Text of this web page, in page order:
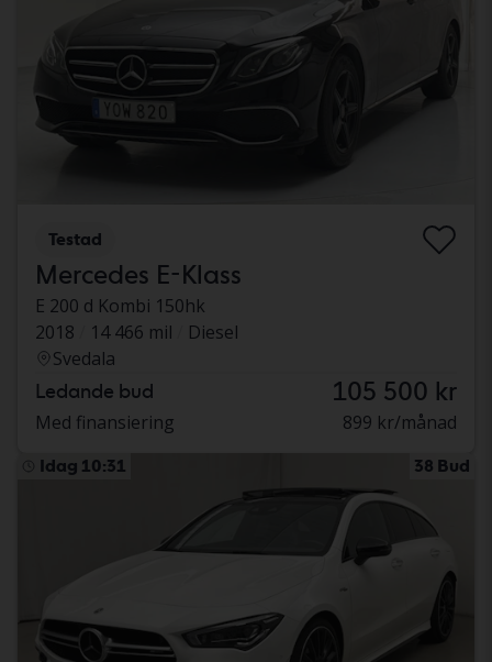
Testad
Mercedes E-Klass
E 200 d Kombi 150hk
2018
14 466 mil
Diesel
Svedala
Ledande bud 105 500 kr
Med finansiering 899 kr/månad
Idag 10:31 38 Bud